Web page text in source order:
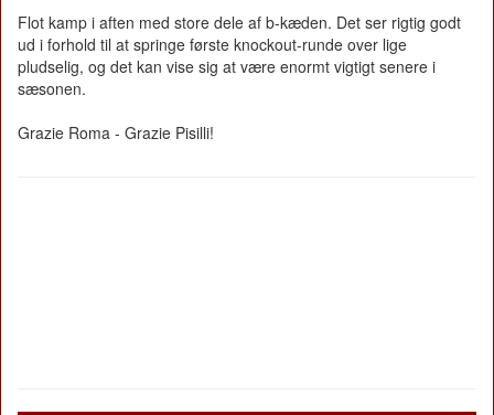
Flot kamp i aften med store dele af b-kæden. Det ser rigtig godt
ud i forhold til at springe første knockout-runde over lige
pludselig, og det kan vise sig at være enormt vigtigt senere i
sæsonen.
Grazie Roma - Grazie Pisilli!